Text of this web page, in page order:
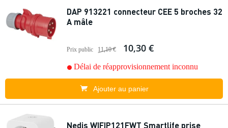
DAP 913221 connecteur CEE 5 broches 32
A mâle
Prix public 11,10 € 10,30 €
Délai de réapprovisionnement inconnu
Ajouter au panier
Nedis WIFIP121FWT Smartlife prise